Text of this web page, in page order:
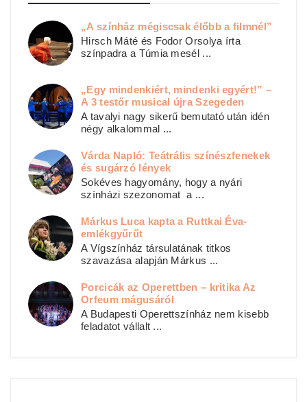
„A színház mégiscsak élőbb a filmnél”
Hirsch Máté és Fodor Orsolya írta
színpadra a Túmia mesél ...
„Egy mindenkiért, mindenki egyért!” –
A 3 testőr musical újra Szegeden
A tavalyi nagy sikerű bemutató után idén
négy alkalommal ...
Várda Napló: Teátrális színészfenekek
és sugárzó lények
Sokéves hagyomány, hogy a nyári
színházi szezonomat a ...
Márkus Luca kapta a Ruttkai Éva-
emlékgyűrűt
A Vígszínház társulatának titkos
szavazása alapján Márkus ...
Porcicák az Operettben – kritika Az
Orfeum mágusáról
A Budapesti Operettszínház nem kisebb
feladatot vállalt ...